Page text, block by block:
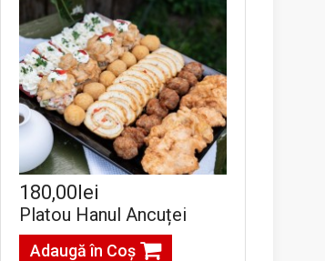
180,00lei
Platou Hanul Ancuței
Adaugă în Coş